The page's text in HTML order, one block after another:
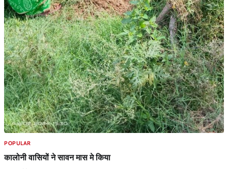
POPULAR
कालोनी वासियों ने सावन मास मे किया